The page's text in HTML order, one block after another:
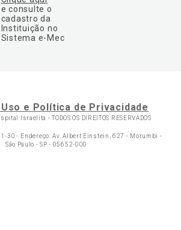
e consulte o
cadastro da
Instituição no
Sistema e-Mec
e Política de Privacidade
Israelita - TODOS OS DIREITOS RESERVADOS
30 - Endereço: Av. Albert Einstein, 627 - Morumbi -
São Paulo - SP - 05652-000